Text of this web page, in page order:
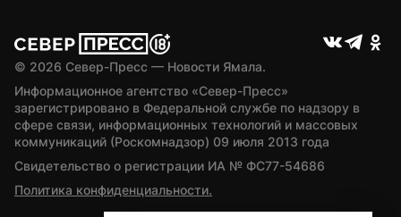
© 2026 Север-Пресс — Новости Ямала.
Информационное агентство «Север-Пресс»
зарегистрировано в Федеральной службе по надзору в
сфере связи, информационных технологий и массовых
коммуникаций (Роскомнадзор) 09 июля 2013 года
Свидетельство о регистрации ИА № ФС77-54686
Политика конфиденциальности.